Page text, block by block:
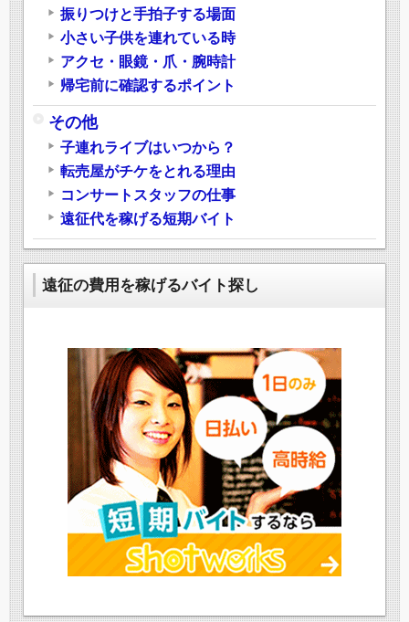
振りつけと手拍子する場面
小さい子供を連れている時
アクセ・眼鏡・爪・腕時計
帰宅前に確認するポイント
その他
子連れライブはいつから？
転売屋がチケをとれる理由
コンサートスタッフの仕事
遠征代を稼げる短期バイト
遠征の費用を稼げるバイト探し